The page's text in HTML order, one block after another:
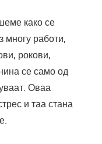
како се
многу работи,
рокови,
се само од
Оваа
и таа стана